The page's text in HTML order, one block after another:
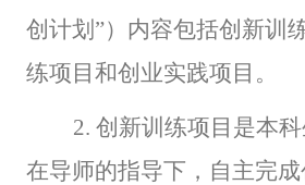
创计划”）内容包括创新训
练项目和创业实践项目。
2. 创新训练项目是本科
在导师的指导下，自主完